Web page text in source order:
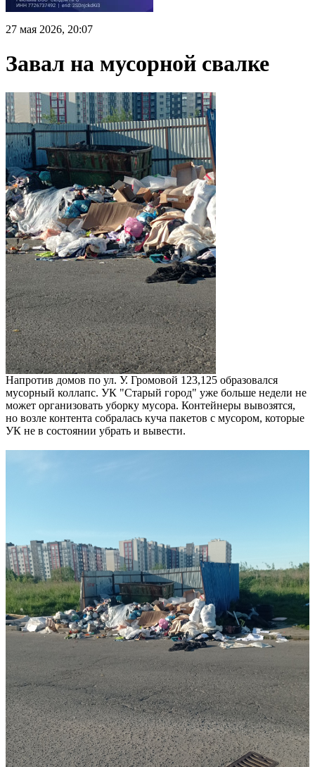
27 мая 2026, 20:07
Завал на мусорной свалке
Напротив домов по ул. У. Громовой 123,125 образовался
мусорный коллапс. УК "Старый город" уже больше недели не
может организовать уборку мусора. Контейнеры вывозятся,
но возле контента собралась куча пакетов с мусором, которые
УК не в состоянии убрать и вывести.